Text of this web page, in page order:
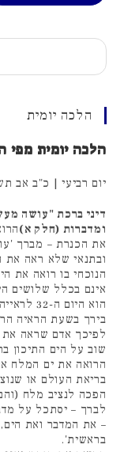
חיפוש
הלכה יומית
הלכה יומית מפי
יום רביעי | כ"ב אב
דיני ברכת "עושה
ומדברות (חלק א)
את הכנרת – מברך
ובתנאי שלא ראה את
הנוכחי בו רואה את
אינם בכלל שלושים
הוא
בירך בשעת הראיה
לפיכך אדם שראה את
שוב על הים התיכון
הרואה את ים המלח
בריאת העולם או
הפכה לנציב מלח
לברך – יסתכל על
– את המדבר ואת
בראשית'.